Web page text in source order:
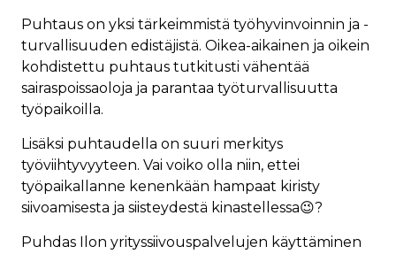
Puhtaus on yksi tärkeimmistä työhyvinvoinnin ja -
turvallisuuden edistäjistä. Oikea-aikainen ja oikein
kohdistettu puhtaus tutkitusti vähentää
sairaspoissaoloja ja parantaa työturvallisuutta
työpaikoilla.
Lisäksi puhtaudella on suuri merkitys
työviihtyvyyteen. Vai voiko olla niin, ettei
työpaikallanne kenenkään hampaat kiristy
siivoamisesta ja siisteydestä kinastellessa😉?
Puhdas Ilon yrityssiivouspalvelujen käyttäminen